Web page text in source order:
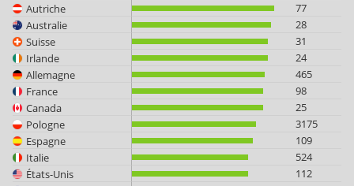
Autriche
77
Australie
28
Suisse
31
Irlande
24
Allemagne
465
France
98
Canada
25
Pologne
3175
Espagne
109
Italie
524
États-Unis
112